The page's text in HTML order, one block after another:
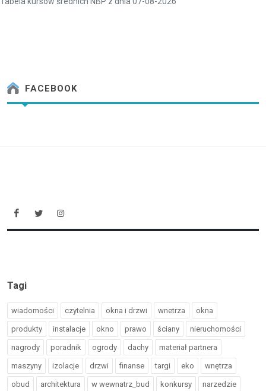
FACEBOOK
Tagi
wiadomości czytelnia okna i drzwi wnetrza okna
produkty instalacje okno prawo ściany nieruchomości
nagrody poradnik ogrody dachy materiał partnera
maszyny izolacje drzwi finanse targi eko wnętrza
obud architektura w wewnatrz_bud konkursy narzedzie